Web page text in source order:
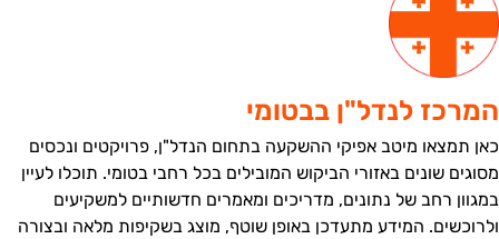
לנדל"ן בבטומי
תמצאו מיטב אפיקי ההשקעה בתחום הנדל"ן, פרויקטים ונכסים
שונים באזורי הביקוש המובילים בכל רחבי בטומי. תוכלו לעיין
רחב של נתונים, מדריכים ומאמרים חדשותיים למשקיעים
המידע מתעדכן באופן שוטף, מוצג בשקיפות מלאה ובצורה